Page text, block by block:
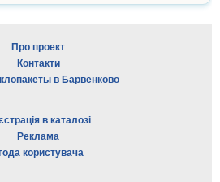
Про проект
Контакти
в Барвенково
в каталозі
Реклама
користувача